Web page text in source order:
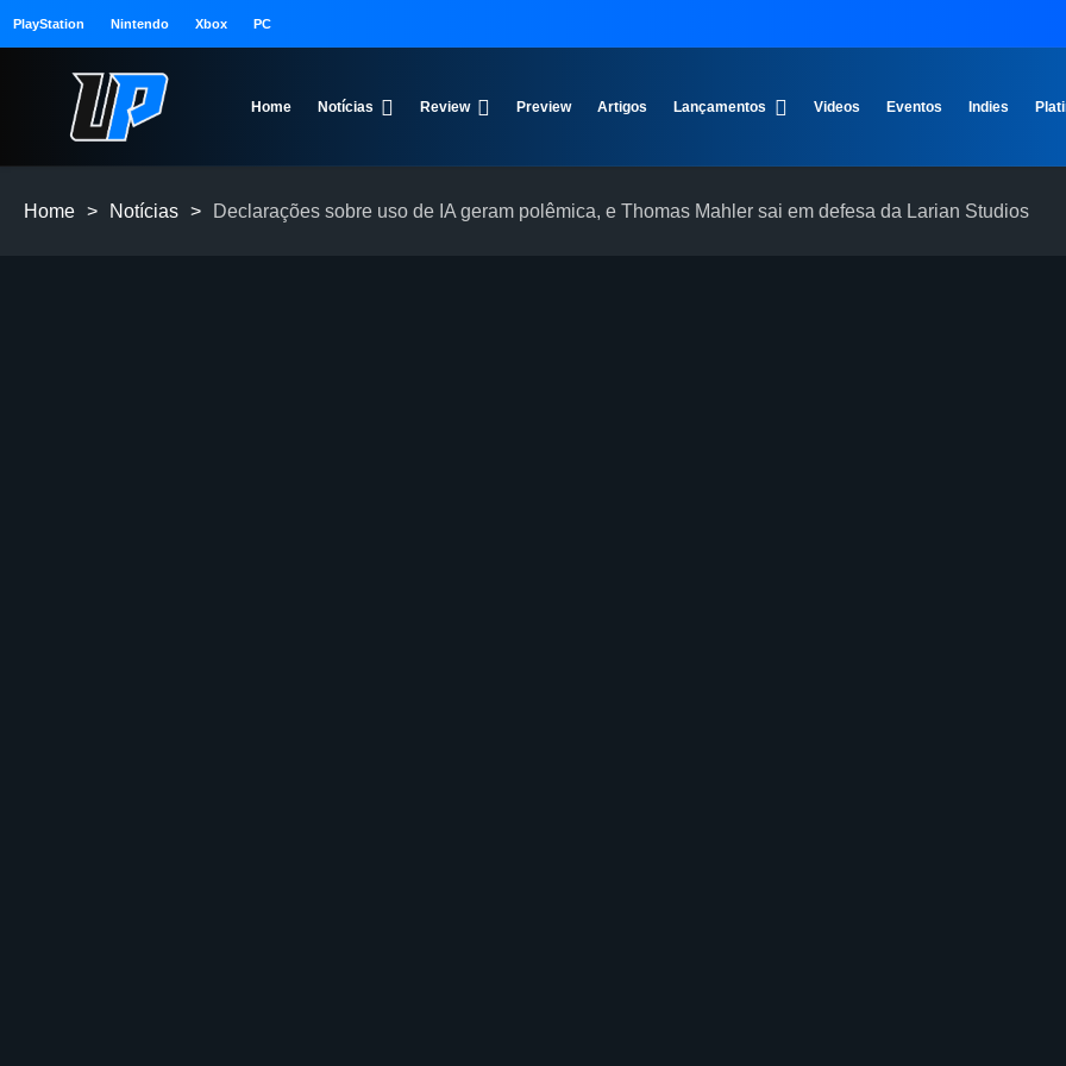
PlayStation Nintendo Xbox PC
Home Notícias Review Preview Artigos Lançamentos Videos Eventos Indies
Home > Notícias > Declarações sobre uso de IA geram polêmica, e Thomas Mahler sai em defesa da Larian Studios